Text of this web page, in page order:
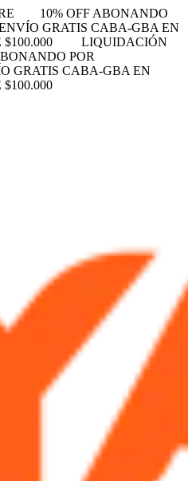
10% OFF ABONANDO
GRATIS CABA-GBA EN
LIQUIDACIÓN
POR
GRATIS CABA-GBA EN